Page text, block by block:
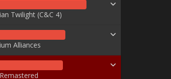
Twilight (C&C 4)
Alliances